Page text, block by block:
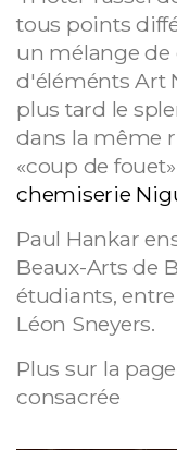
tous points
un mélange de
d'éléménts Art
plus tard le
dans la même
«coup de
chemiserie
Paul Hankar
Beaux-Arts de
étudiants,
Léon Sneyers.
Plus sur la page
consacrée